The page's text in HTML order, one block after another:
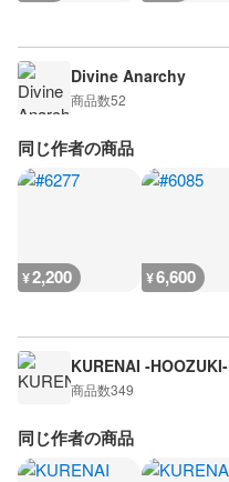
Divine Anarchy
商品数52
同じ作者の商品
¥2,200 ¥6,600
KURENAI -HOOZUKI-
商品数349
同じ作者の商品